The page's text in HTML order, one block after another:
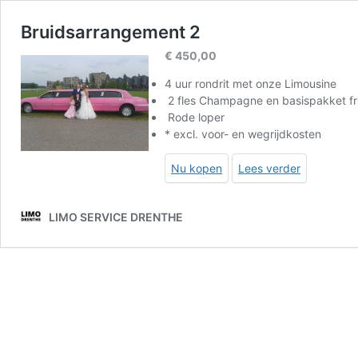
Bruidsarrangement 2
€ 450,00
4 uur rondrit met onze Limousine
2 fles Champagne en basispakket
Rode loper
* excl. voor- en wegrijdkosten
Nu kopen Lees verder
LIMO SERVICE DRENTHE